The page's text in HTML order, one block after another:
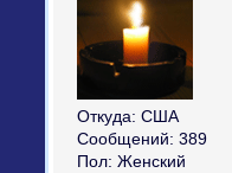
Откуда: США
Сообщений: 389
Пол: Женский